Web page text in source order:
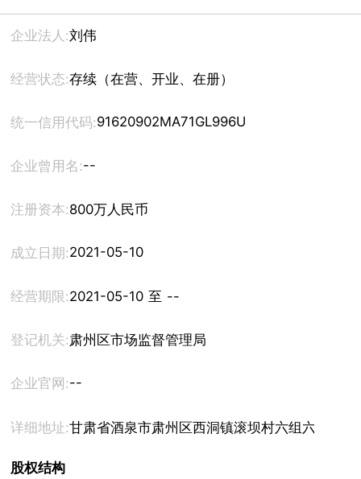
企业法人:刘伟
经营状态:存续（在营、开业、在册）
统一信用代码:91620902MA71GL996U
企业曾用名:--
注册资本:800万人民币
成立日期:2021-05-10
经营期限: 2021-05-10 至 --
登记机关:肃州区市场监督管理局
企业官网:--
详细地址:甘肃省酒泉市肃州区西洞镇滚坝村六组六号
股权结构